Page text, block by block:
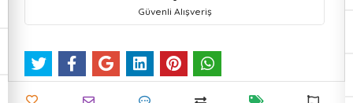
Güvenli Alışveriş